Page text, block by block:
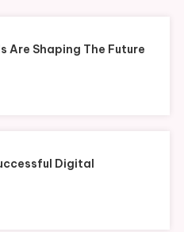
Are Shaping The Future
Digital